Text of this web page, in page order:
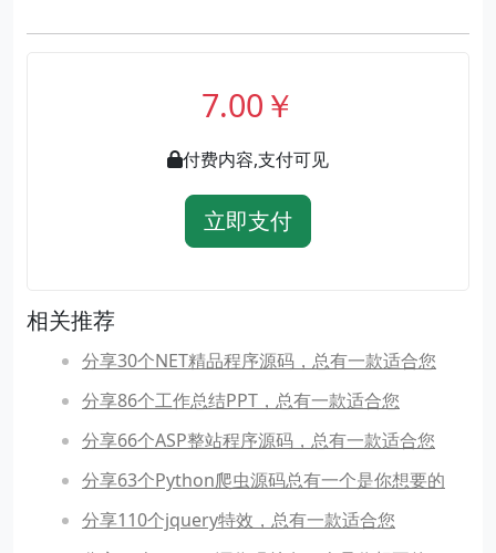
7.00￥
付费内容,支付可见
立即支付
相关推荐
分享30个NET精品程序源码，总有一款适合您
分享86个工作总结PPT，总有一款适合您
分享66个ASP整站程序源码，总有一款适合您
分享63个Python爬虫源码总有一个是你想要的
分享110个jquery特效，总有一款适合您